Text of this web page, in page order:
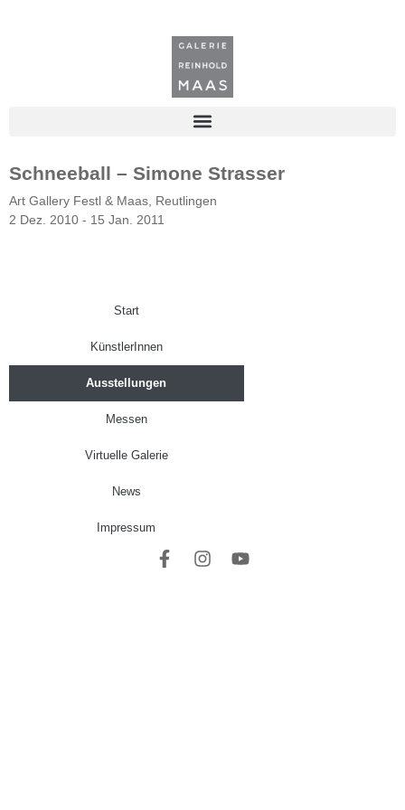
Schneeball – Simone Strasser
Art Gallery Festl & Maas, Reutlingen
2 Dez. 2010 - 15 Jan. 2011
Start
KünstlerInnen
Ausstellungen
Messen
Virtuelle Galerie
News
Impressum